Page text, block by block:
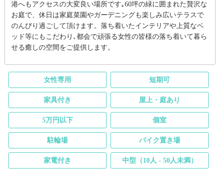
港へもアクセスの大変良い場所です｡60坪の緑に囲まれた贅沢な
お庭で、休日は家庭菜園やガーデニングも楽しみ広いテラスで
のんびり過ごして頂けます。落ち着いたインテリアや上質なベ
ッド等にもこだわり､都会で頑張る女性の皆様の落ち着いて暮ら
せる癒しの空間をご提供します。
女性専用 短期可
家具付き 屋上・庭あり
5万円以下 個室
駐輪場 バイク置き場
家電付き 中型（10人 - 50人未満）